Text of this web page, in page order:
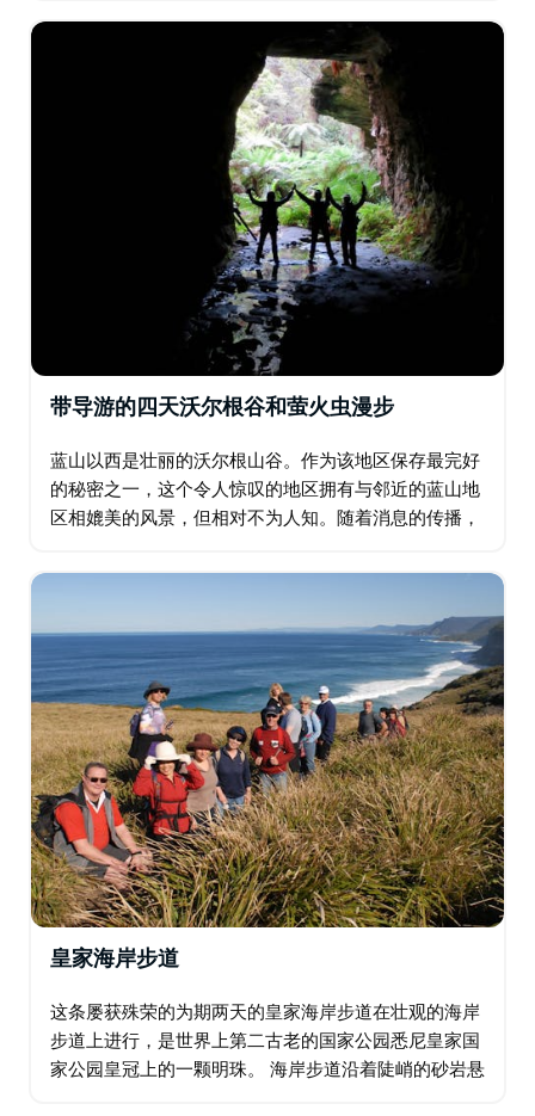
塔…
带导游的四天沃尔根谷和萤火虫漫步
蓝山以西是壮丽的沃尔根山谷。作为该地区保存最完好
的秘密之一，这个令人惊叹的地区拥有与邻近的蓝山地
区相媲美的风景，但相对不为人知。随着消息的传播，
惊叹的地区，拥有壮观的悬崖、蜂巢塔岩层…
皇家海岸步道
这条屡获殊荣的为期两天的皇家海岸步道在壮观的海岸
步道上进行，是世界上第二古老的国家公园悉尼皇家国
家公园皇冠上的一颗明珠。 海岸步道沿着陡峭的砂岩悬